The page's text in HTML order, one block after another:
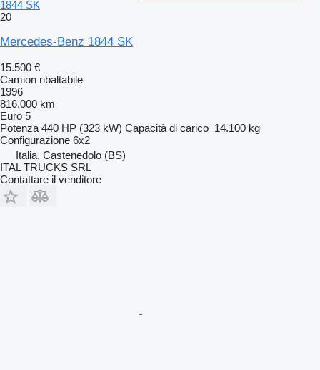
1844 SK
20
Mercedes-Benz 1844 SK
15.500 €
Camion ribaltabile
1996
816.000 km
Euro 5
Potenza 440 HP (323 kW) Capacità di carico 14.100 kg
Configurazione 6x2
Italia, Castenedolo (BS)
ITAL TRUCKS SRL
Contattare il venditore